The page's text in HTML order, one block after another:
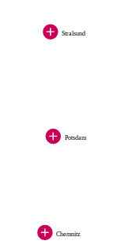
Stralsund
Potsdam
Chemnitz